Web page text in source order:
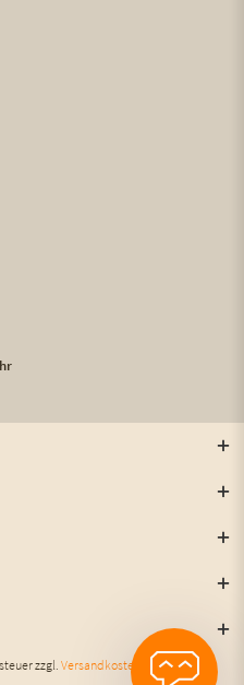
zzgl. Versandkosten
und ggf.